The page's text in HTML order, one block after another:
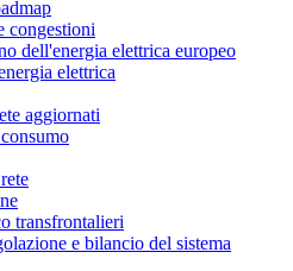
congestioni
dell'energia elettrica europeo
elettrica
aggiornati
transfrontalieri
e bilancio del sistema